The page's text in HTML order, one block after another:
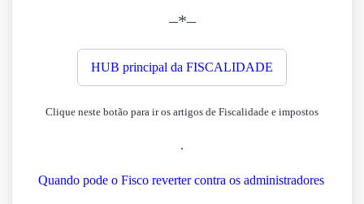
–*–
HUB principal da FISCALIDADE
Clique neste botão para ir os artigos de Fiscalidade e impostos
.
Quando pode o Fisco reverter contra os administradores